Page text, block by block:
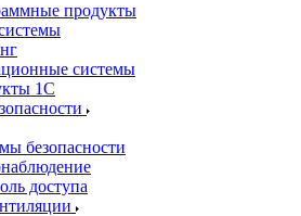
продукты
системы
1С
безопасности
доступа